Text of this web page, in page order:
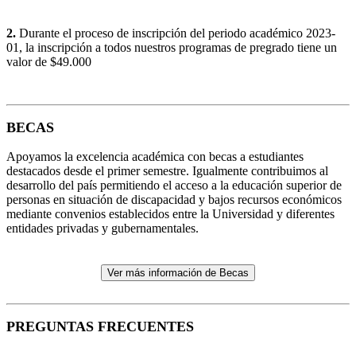
2. Durante el proceso de inscripción del periodo académico 2023-
01, la inscripción a todos nuestros programas de pregrado tiene un
valor de $49.000
BECAS
Apoyamos la excelencia académica con becas a estudiantes
destacados desde el primer semestre. Igualmente contribuimos al
desarrollo del país permitiendo el acceso a la educación superior de
personas en situación de discapacidad y bajos recursos económicos
mediante convenios establecidos entre la Universidad y diferentes
entidades privadas y gubernamentales.
Ver más información de Becas
PREGUNTAS FRECUENTES